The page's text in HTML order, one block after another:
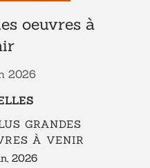
oeuvres à
2026
GRANDES
À VENIR
2026